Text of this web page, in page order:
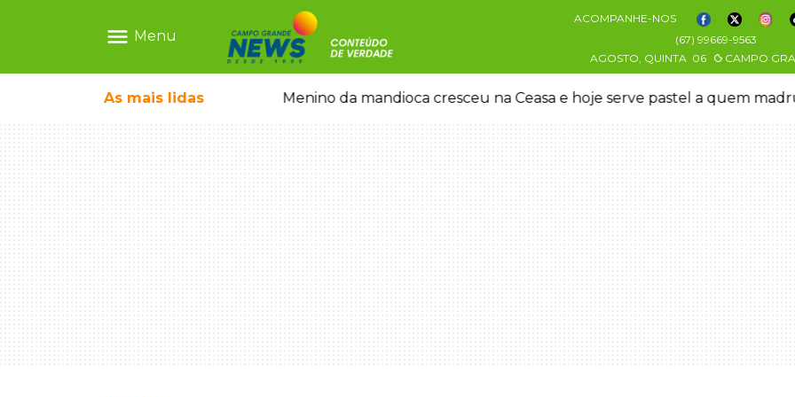
menu Menu
ACOMPANHE-NOS
(67) 99669-9563
AGOSTO, QUINTA 06 CAMPO
As mais lidas
mercado ilegal de emagrecedores Menino da mandioca cresceu na Ceasa e hoje serve pastel a quem